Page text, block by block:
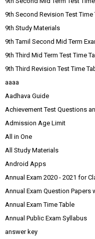
9th Second Revision Test Time
9th Study Materials
9th Tamil Second Mid Term
9th Third Mid Term Test Time
9th Third Revision Test Time
aaaa
Aadhava Guide
Achievement Test Questions
Admission Age Limit
All in One
All Study Materials
Android Apps
Annual Exam 2020 - 2021 for
Annual Exam Question
Annual Exam Time Table
Annual Public Exam Syllabus
answer key